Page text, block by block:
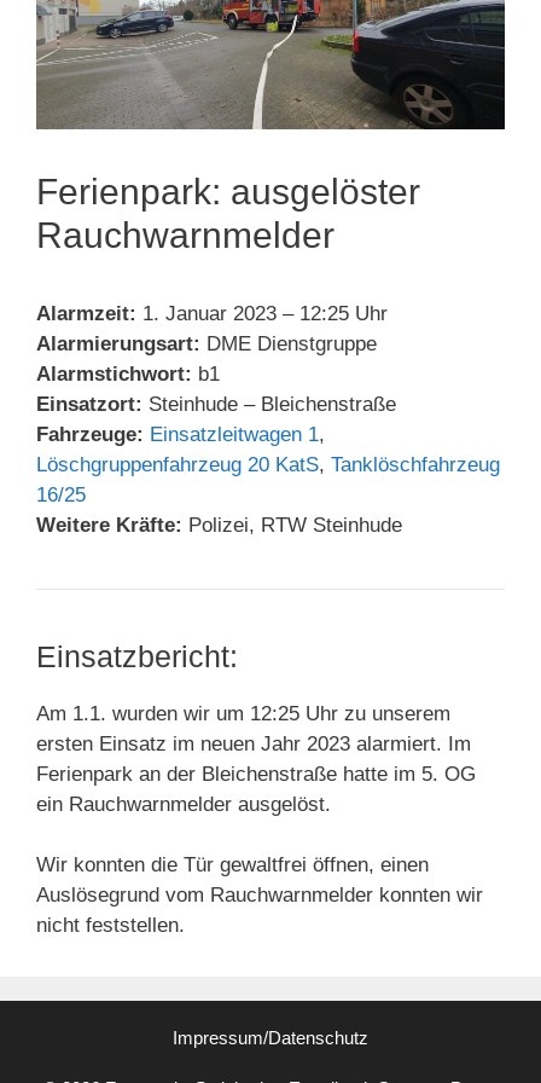
Ferienpark: ausgelöster
Rauchwarnmelder
Alarmzeit: 1. Januar 2023 – 12:25 Uhr
Alarmierungsart: DME Dienstgruppe
Alarmstichwort: b1
Einsatzort: Steinhude – Bleichenstraße
Fahrzeuge: Einsatzleitwagen 1,
Löschgruppenfahrzeug 20 KatS, Tanklöschfahrzeug
16/25
Weitere Kräfte: Polizei, RTW Steinhude
Einsatzbericht:
Am 1.1. wurden wir um 12:25 Uhr zu unserem
ersten Einsatz im neuen Jahr 2023 alarmiert. Im
Ferienpark an der Bleichenstraße hatte im 5. OG
ein Rauchwarnmelder ausgelöst.
Wir konnten die Tür gewaltfrei öffnen, einen
Auslösegrund vom Rauchwarnmelder konnten wir
nicht feststellen.
Impressum/Datenschutz